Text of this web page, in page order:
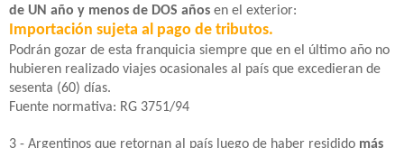
de UN año y menos de DOS años en el exterior:
Importación sujeta al pago de tributos.
Podrán gozar de esta franquicia siempre que en el último año no
hubieren realizado viajes ocasionales al país que excedieran de
sesenta (60) días.
Fuente normativa: RG 3751/94
3 - Argentinos que retornan al país luego de haber residido más